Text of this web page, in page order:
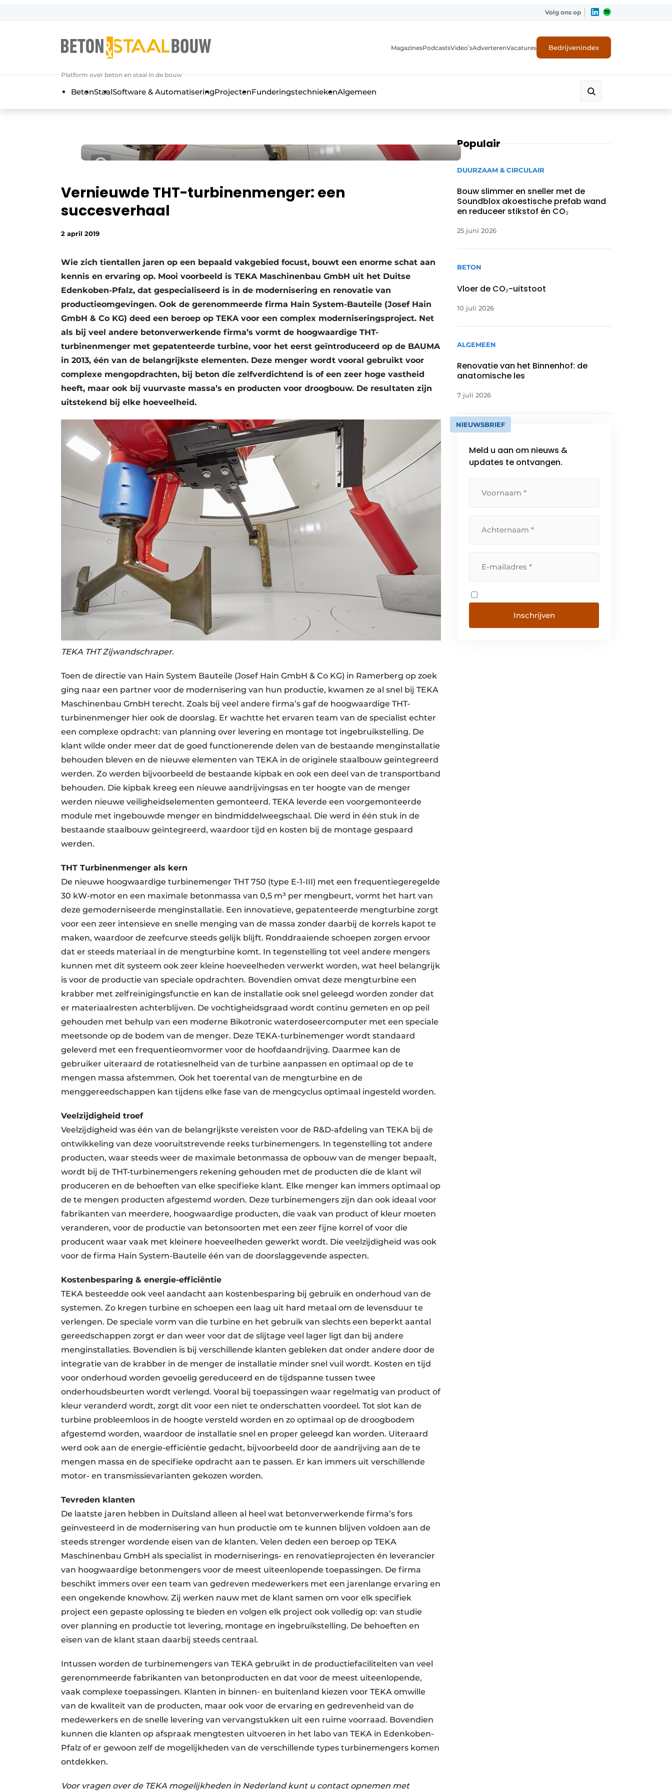
Algemene voorwaarden
Beton & Staalbouw | Ontdek hét vakblad voor de beton- en staalbouwbranche
Evenement aanmelden
Nieuwsbrief
Privacy / Cookie statement
Vacature aanmelden
Volg ons op
Platform over beton en staal in de bouw
MagazinesPodcastsVideo’sAdverterenVacatures Bedrijvenindex
BetonStaalSoftware & AutomatiseringProjectenFunderingstechniekenAlgemeen
Vernieuwde THT-turbinenmenger: een
succesverhaal
2 april 2019
Wie zich tientallen jaren op een bepaald vakgebied focust, bouwt een enorme schat aan
kennis en ervaring op. Mooi voorbeeld is TEKA Maschinenbau GmbH uit het Duitse
Edenkoben-Pfalz, dat gespecialiseerd is in de modernisering en renovatie van
productieomgevingen. Ook de gerenommeerde firma Hain System-Bauteile (Josef Hain
GmbH & Co KG) deed een beroep op TEKA voor een complex moderniseringsproject. Net
als bij veel andere betonverwerkende firma’s vormt de hoogwaardige THT-
turbinenmenger met gepatenteerde turbine, voor het eerst geïntroduceerd op de BAUMA
in 2013, één van de belangrijkste elementen. Deze menger wordt vooral gebruikt voor
complexe mengopdrachten, bij beton die zelfverdichtend is of een zeer hoge vastheid
heeft, maar ook bij vuurvaste massa’s en producten voor droogbouw. De resultaten zijn
uitstekend bij elke hoeveelheid.
TEKA THT Zijwandschraper.
Toen de directie van Hain System Bauteile (Josef Hain GmbH & Co KG) in Ramerberg op zoek
ging naar een partner voor de modernisering van hun productie, kwamen ze al snel bij TEKA
Maschinenbau GmbH terecht. Zoals bij veel andere firma’s gaf de hoogwaardige THT-
turbinenmenger hier ook de doorslag. Er wachtte het ervaren team van de specialist echter
een complexe opdracht: van planning over levering en montage tot ingebruikstelling. De
klant wilde onder meer dat de goed functionerende delen van de bestaande menginstallatie
behouden bleven en de nieuwe elementen van TEKA in de originele staalbouw geïntegreerd
werden. Zo werden bijvoorbeeld de bestaande kipbak en ook een deel van de transportband
behouden. Die kipbak kreeg een nieuwe aandrijvingsas en ter hoogte van de menger
werden nieuwe veiligheidselementen gemonteerd. TEKA leverde een voorgemonteerde
module met ingebouwde menger en bindmiddelweegschaal. Die werd in één stuk in de
bestaande staalbouw geïntegreerd, waardoor tijd en kosten bij de montage gespaard
werden.
THT Turbinenmenger als kern
De nieuwe hoogwaardige turbinemenger THT 750 (type E-1-III) met een frequentiegeregelde
30 kW-motor en een maximale betonmassa van 0,5 m³ per mengbeurt, vormt het hart van
deze gemoderniseerde menginstallatie. Een innovatieve, gepatenteerde mengturbine zorgt
voor een zeer intensieve en snelle menging van de massa zonder daarbij de korrels kapot te
maken, waardoor de zeefcurve steeds gelijk blijft. Ronddraaiende schoepen zorgen ervoor
dat er steeds materiaal in de mengturbine komt. In tegenstelling tot veel andere mengers
kunnen met dit systeem ook zeer kleine hoeveelheden verwerkt worden, wat heel belangrijk
is voor de productie van speciale opdrachten. Bovendien omvat deze mengturbine een
krabber met zelfreinigingsfunctie en kan de installatie ook snel geleegd worden zonder dat
er materiaalresten achterblijven. De vochtigheidsgraad wordt continu gemeten en op peil
gehouden met behulp van een moderne Bikotronic waterdoseercomputer met een speciale
meetsonde op de bodem van de menger. Deze TEKA-turbinemenger wordt standaard
geleverd met een frequentieomvormer voor de hoofdaandrijving. Daarmee kan de
gebruiker uiteraard de rotatiesnelheid van de turbine aanpassen en optimaal op de te
mengen massa afstemmen. Ook het toerental van de mengturbine en de
menggereedschappen kan tijdens elke fase van de mengcyclus optimaal ingesteld worden.
Veelzijdigheid troef
Veelzijdigheid was één van de belangrijkste vereisten voor de R&D-afdeling van TEKA bij de
ontwikkeling van deze vooruitstrevende reeks turbinemengers. In tegenstelling tot andere
producten, waar steeds weer de maximale betonmassa de opbouw van de menger bepaalt,
wordt bij de THT-turbinemengers rekening gehouden met de producten die de klant wil
produceren en de behoeften van elke specifieke klant. Elke menger kan immers optimaal op
de te mengen producten afgestemd worden. Deze turbinemengers zijn dan ook ideaal voor
fabrikanten van meerdere, hoogwaardige producten, die vaak van product of kleur moeten
veranderen, voor de productie van betonsoorten met een zeer fijne korrel of voor die
producent waar vaak met kleinere hoeveelheden gewerkt wordt. Die veelzijdigheid was ook
voor de firma Hain System-Bauteile één van de doorslaggevende aspecten.
Kostenbesparing & energie-efficiëntie
TEKA besteedde ook veel aandacht aan kostenbesparing bij gebruik en onderhoud van de
systemen. Zo kregen turbine en schoepen een laag uit hard metaal om de levensduur te
verlengen. De speciale vorm van die turbine en het gebruik van slechts een beperkt aantal
gereedschappen zorgt er dan weer voor dat de slijtage veel lager ligt dan bij andere
menginstallaties. Bovendien is bij verschillende klanten gebleken dat onder andere door de
integratie van de krabber in de menger de installatie minder snel vuil wordt. Kosten en tijd
voor onderhoud worden gevoelig gereduceerd en de tijdspanne tussen twee
onderhoudsbeurten wordt verlengd. Vooral bij toepassingen waar regelmatig van product of
kleur veranderd wordt, zorgt dit voor een niet te onderschatten voordeel. Tot slot kan de
turbine probleemloos in de hoogte versteld worden en zo optimaal op de droogbodem
afgestemd worden, waardoor de installatie snel en proper geleegd kan worden. Uiteraard
werd ook aan de energie-efficiëntie gedacht, bijvoorbeeld door de aandrijving aan de te
mengen massa en de specifieke opdracht aan te passen. Er kan immers uit verschillende
motor- en transmissievarianten gekozen worden.
Tevreden klanten
De laatste jaren hebben in Duitsland alleen al heel wat betonverwerkende firma’s fors
geïnvesteerd in de modernisering van hun productie om te kunnen blijven voldoen aan de
steeds strenger wordende eisen van de klanten. Velen deden een beroep op TEKA
Maschinenbau GmbH als specialist in moderniserings- en renovatieprojecten én leverancier
van hoogwaardige betonmengers voor de meest uiteenlopende toepassingen. De firma
beschikt immers over een team van gedreven medewerkers met een jarenlange ervaring en
een ongekende knowhow. Zij werken nauw met de klant samen om voor elk specifiek
project een gepaste oplossing te bieden en volgen elk project ook volledig op: van studie
over planning en productie tot levering, montage en ingebruikstelling. De behoeften en
eisen van de klant staan daarbij steeds centraal.
Intussen worden de turbinemengers van TEKA gebruikt in de productiefaciliteiten van veel
gerenommeerde fabrikanten van betonproducten en dat voor de meest uiteenlopende,
vaak complexe toepassingen. Klanten in binnen- en buitenland kiezen voor TEKA omwille
van de kwaliteit van de producten, maar ook voor de ervaring en gedrevenheid van de
medewerkers en de snelle levering van vervangstukken uit een ruime voorraad. Bovendien
kunnen die klanten op afspraak mengtesten uitvoeren in het labo van TEKA in Edenkoben-
Pfalz of er gewoon zelf de mogelijkheden van de verschillende types turbinemengers komen
ontdekken.
Voor vragen over de TEKA mogelijkheden in Nederland kunt u contact opnemen met
Populair
DUURZAAM & CIRCULAIR
Bouw slimmer en sneller met de
Soundblox akoestische prefab wand
en reduceer stikstof én CO₂
25 juni 2026
BETON
Vloer de CO₂-uitstoot
10 juli 2026
ALGEMEEN
Renovatie van het Binnenhof: de
anatomische les
7 juli 2026
NIEUWSBRIEF
Meld u aan om nieuws &
updates te ontvangen.
Inschrijven